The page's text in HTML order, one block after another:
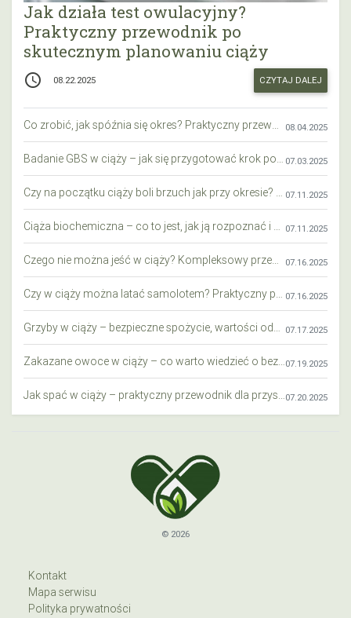
Jak działa test owulacyjny?
Praktyczny przewodnik po
skutecznym planowaniu ciąży
access_time 08.22.2025 CZYTAJ DALEJ
08.04.2025
07.03.2025
07.11.2025
07.11.2025
07.16.2025
07.16.2025
07.17.2025
07.19.2025
07.20.2025
© 2026
Kontakt
Mapa serwisu
Polityka prywatności